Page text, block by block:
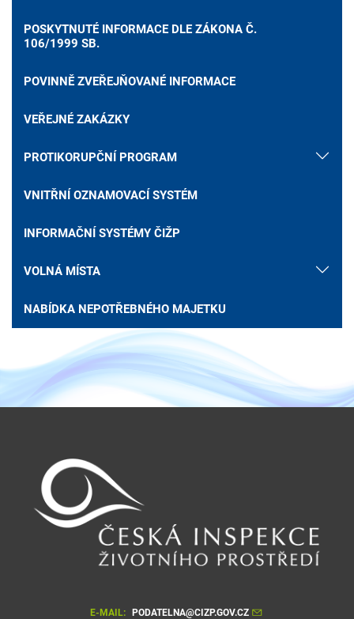
POSKYTNUTÉ INFORMACE DLE ZÁKONA Č.
106/1999 SB.
POVINNĚ ZVEŘEJŇOVANÉ INFORMACE
VEŘEJNÉ ZAKÁZKY
PROTIKORUPČNÍ PROGRAM
VNITŘNÍ OZNAMOVACÍ SYSTÉM
INFORMAČNÍ SYSTÉMY ČIŽP
VOLNÁ MÍSTA
NABÍDKA NEPOTŘEBNÉHO MAJETKU
E-MAIL: PODATELNA@CIZP.GOV.CZ